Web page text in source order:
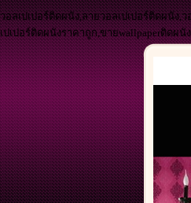
วอลเปเปอร์ติดผนัง,ลายวอลเปเปอร์ติดผนัง
เปเปอร์ติดผนังราคาถูก,ขายwallpaperติดผ